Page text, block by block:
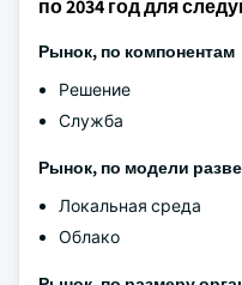
по 2034 год для
Рынок, по компонентам
Решение
Служба
Рынок, по модели
Локальная среда
Облако